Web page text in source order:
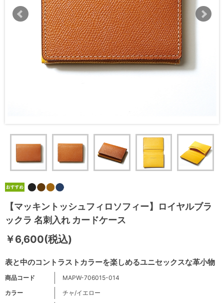
【マッキントッシュフィロソフィー】ロイヤルブラ
ックラ 名刺入れ カードケース
表と中のコントラストカラーを楽しめるユニセックスな革小物
￥6,600(税込)
商品コード
MAPW-706015-014
カラー
チャ/イエロー